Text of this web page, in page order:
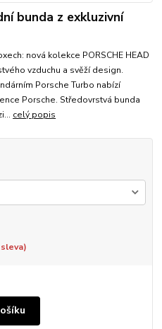
bunda z exkluzivní
nová kolekce PORSCHE HEAD
vzduchu a svěží design.
Porsche Turbo nabízí
Porsche. Středovrstvá bunda
celý popis